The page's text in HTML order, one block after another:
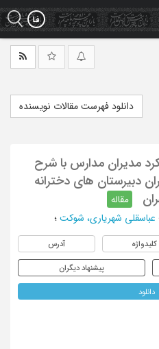
دانلود فهرست مقالات نویسنده
مدیران مدارس با شرح
دبیرستان های دخترانه
مقاله
عباسقلی شهریاری، شوکت ؛
کلیدواژه آدرس
پیشنهاد دیگران
دانلود